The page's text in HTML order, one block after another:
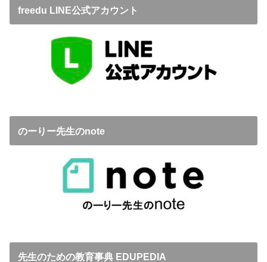
freedu LINE公式アカウント
のーりー先生のnote
先生のための教育事典 EDUPEDIA